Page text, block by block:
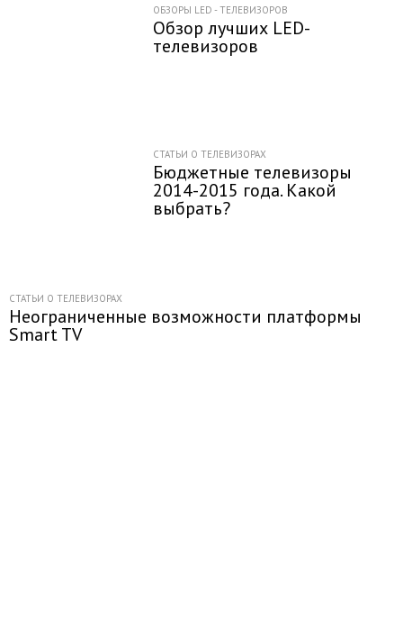
ОБЗОРЫ LED - ТЕЛЕВИЗОРОВ
Обзор лучших LED-
телевизоров
СТАТЬИ О ТЕЛЕВИЗОРАХ
Бюджетные телевизоры
2014-2015 года. Какой
выбрать?
СТАТЬИ О ТЕЛЕВИЗОРАХ
Неограниченные возможности платформы
Smart TV